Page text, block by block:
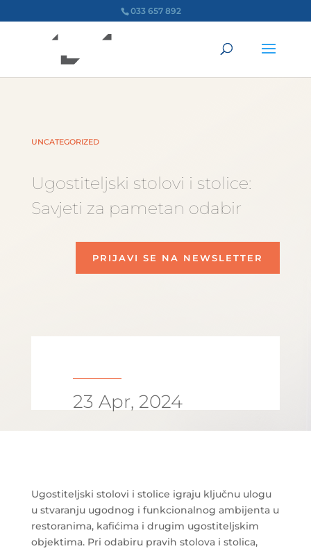
033 657 892
UNCATEGORIZED
Ugostiteljski stolovi i stolice:
Savjeti za pametan odabir
PRIJAVI SE NA NEWSLETTER
23 Apr, 2024
Ugostiteljski stolovi i stolice igraju ključnu ulogu
u stvaranju ugodnog i funkcionalnog ambijenta u
restoranima, kafićima i drugim ugostiteljskim
objektima. Pri odabiru pravih stolova i stolica,